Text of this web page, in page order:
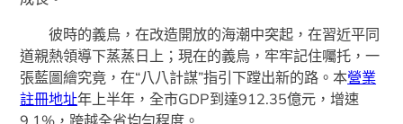
彼時的義烏，在改造開放的海潮中突起，在習近平同
道親熱領導下蒸蒸日上；現在的義烏，牢牢記住囑托，一
張藍圖繪究竟，在“八八計謀”指引下蹚出新的路。本營業
註冊地址年上半年，全市GDP到達912.35億元，增速